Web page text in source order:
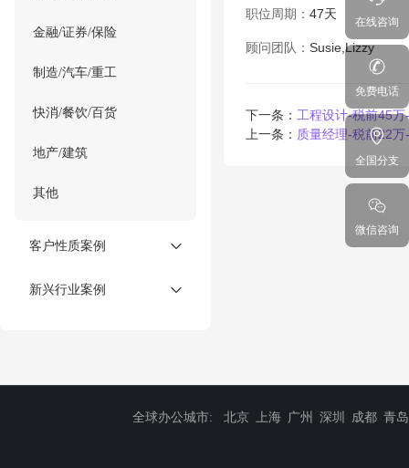
金融/证券/保险
制造/汽车/重工
快消/餐饮/百货
地产/建筑
其他
客户性质案例
新兴行业案例
职位周期： 47天
顾问团队： Susie,Lizzy
下一条： 工程设计-税前45
上一条： 质量经理-税前22
全球办公城市: 北京 上海 广州 深圳 成都 青岛
在线咨询
免费电话
全国分支
微信咨询